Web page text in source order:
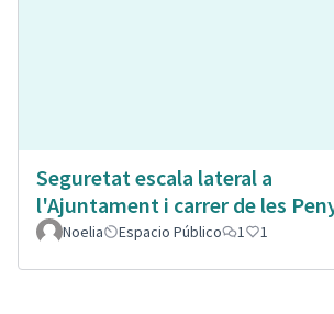
Seguretat escala lateral a
l'Ajuntament i carrer de les
Noelia Espacio Público 1 1